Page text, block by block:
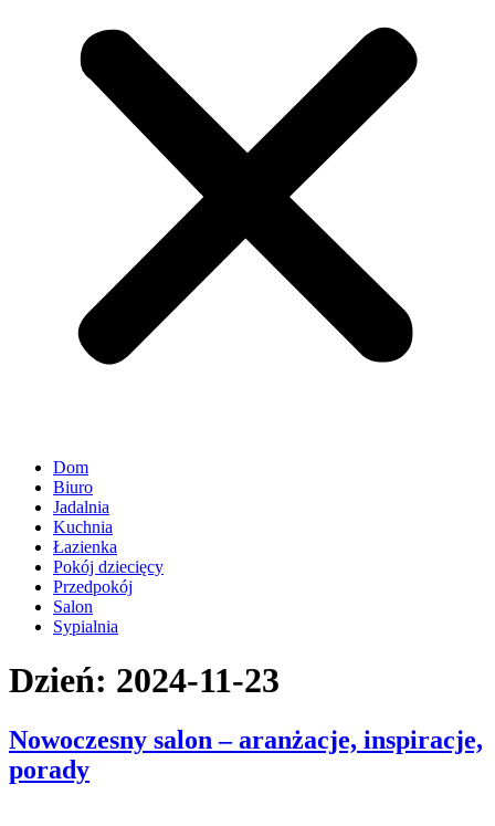
Dom
Biuro
Jadalnia
Kuchnia
Łazienka
Pokój dziecięcy
Przedpokój
Salon
Sypialnia
Dzień: 2024-11-23
Nowoczesny salon – aranżacje, inspiracje,
porady